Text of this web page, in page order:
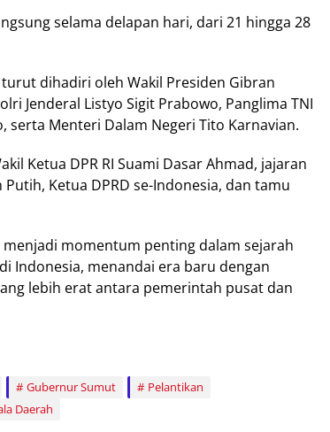
selama delapan hari, dari 21 hingga 28
dihadiri oleh Wakil Presiden Gibran
Jenderal Listyo Sigit Prabowo, Panglima TNI
serta Menteri Dalam Negeri Tito Karnavian.
Ketua DPR RI Suami Dasar Ahmad, jajaran
Ketua DPRD se-Indonesia, dan tamu
momentum penting dalam sejarah
Indonesia, menandai era baru dengan
lebih erat antara pemerintah pusat dan
Gubernur Sumut
Pelantikan
Daerah